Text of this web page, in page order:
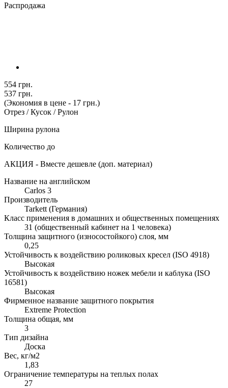
Распродажа
554 грн.
537 грн.
(Экономия в цене - 17 грн.)
Отрез / Кусок / Рулон
Ширина рулона
Количество до
АКЦИЯ - Вместе дешевле (доп. материал)
Название на английском
Carlos 3
Производитель
Tarkett (Германия)
Класс применения в домашних и общественных помещениях
31 (общественный кабинет на 1 человека)
Толщина защитного (износостойкого) слоя, мм
0,25
Устойчивость к воздействию роликовых кресел (ISO 4918)
Высокая
Устойчивость к воздействию ножек мебели и каблука (ISO
16581)
Высокая
Фирменное название защитного покрытия
Extreme Protection
Толщина общая, мм
3
Тип дизайна
Доска
Вес, кг/м2
1,83
Ограничение температуры на теплых полах
27